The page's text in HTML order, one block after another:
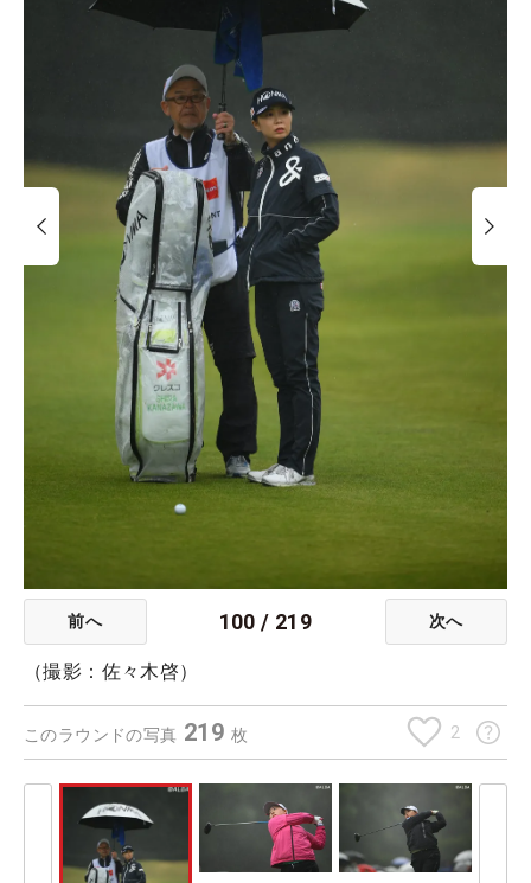
前へ 100 / 219 次へ
（撮影：佐々木啓）
このラウンドの写真 219 枚 2